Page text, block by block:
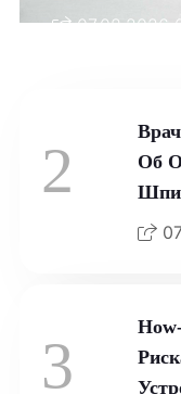
07.08.2026
2
Об
3